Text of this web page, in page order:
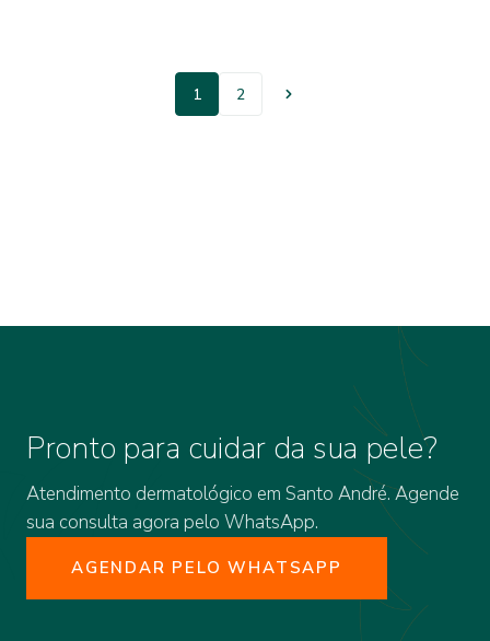
1 2
Pronto para cuidar da sua pele?
Atendimento dermatológico em Santo André. Agende
sua consulta agora pelo WhatsApp.
AGENDAR PELO WHATSAPP